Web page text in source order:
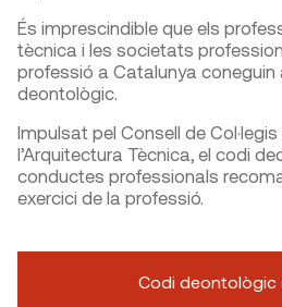
És imprescindible que els
tècnica i les societats
professió a Catalunya coneguin
deontològic.
Impulsat pel Consell de
l’Arquitectura Tècnica, el codi
conductes professionals
exercici de la professió.
Codi deontològic